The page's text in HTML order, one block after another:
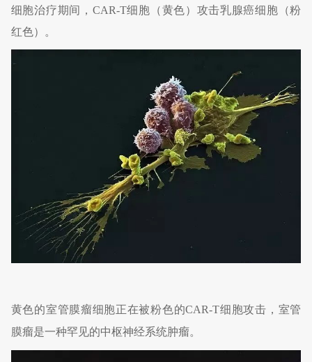
细胞治疗期间，CAR-T细胞（黄色）攻击乳腺癌细胞（粉
红色）。
黄色的室管膜瘤细胞正在被粉色的CAR-T细胞攻击，室管
膜瘤是一种罕见的中枢神经系统肿瘤。